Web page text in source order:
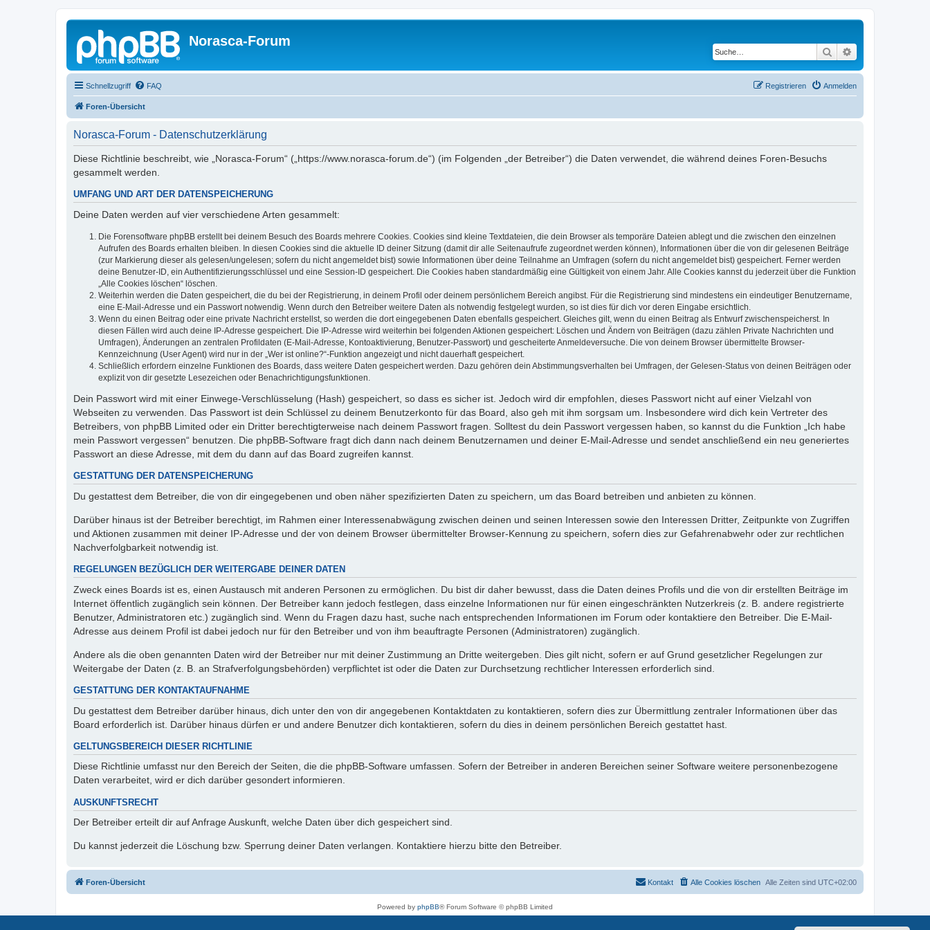
Norasca-Forum
Suche
Schnellzugriff FAQ Anmelden
Registrieren
Foren-Übersicht
Norasca-Forum - Datenschutzerklärung
Diese Richtlinie beschreibt, wie „Norasca-Forum“ („https://www.norasca-forum.de“) (im Folgenden „der Betreiber“) die Daten verwendet, die während deines Foren-Besuchs
gesammelt werden.
UMFANG UND ART DER DATENSPEICHERUNG
Deine Daten werden auf vier verschiedene Arten gesammelt:
Die Forensoftware phpBB erstellt bei deinem Besuch des Boards mehrere Cookies. Cookies sind kleine Textdateien, die dein Browser als temporäre Dateien ablegt und die zwischen den einzelnen
Aufrufen des Boards erhalten bleiben. In diesen Cookies sind die aktuelle ID deiner Sitzung (damit dir alle Seitenaufrufe zugeordnet werden können), Informationen über die von dir gelesenen Beiträge
(zur Markierung dieser als gelesen/ungelesen; sofern du nicht angemeldet bist) sowie Informationen über deine Teilnahme an Umfragen (sofern du nicht angemeldet bist) gespeichert. Ferner werden
deine Benutzer-ID, ein Authentifizierungsschlüssel und eine Session-ID gespeichert. Die Cookies haben standardmäßig eine Gültigkeit von einem Jahr. Alle Cookies kannst du jederzeit über die Funktion
„Alle Cookies löschen“ löschen.
Weiterhin werden die Daten gespeichert, die du bei der Registrierung, in deinem Profil oder deinem persönlichem Bereich angibst. Für die Registrierung sind mindestens ein eindeutiger Benutzername,
eine E-Mail-Adresse und ein Passwort notwendig. Wenn durch den Betreiber weitere Daten als notwendig festgelegt wurden, so ist dies für dich vor deren Eingabe ersichtlich.
Wenn du einen Beitrag oder eine private Nachricht erstellst, so werden die dort eingegebenen Daten ebenfalls gespeichert. Gleiches gilt, wenn du einen Beitrag als Entwurf zwischenspeicherst. In
diesen Fällen wird auch deine IP-Adresse gespeichert. Die IP-Adresse wird weiterhin bei folgenden Aktionen gespeichert: Löschen und Ändern von Beiträgen (dazu zählen Private Nachrichten und
Umfragen), Änderungen an zentralen Profildaten (E-Mail-Adresse, Kontoaktivierung, Benutzer-Passwort) und gescheiterte Anmeldeversuche. Die von deinem Browser übermittelte Browser-
Kennzeichnung (User Agent) wird nur in der „Wer ist online?“-Funktion angezeigt und nicht dauerhaft gespeichert.
Schließlich erfordern einzelne Funktionen des Boards, dass weitere Daten gespeichert werden. Dazu gehören dein Abstimmungsverhalten bei Umfragen, der Gelesen-Status von deinen Beiträgen oder
explizit von dir gesetzte Lesezeichen oder Benachrichtigungsfunktionen.
Dein Passwort wird mit einer Einwege-Verschlüsselung (Hash) gespeichert, so dass es sicher ist. Jedoch wird dir empfohlen, dieses Passwort nicht auf einer Vielzahl von
Webseiten zu verwenden. Das Passwort ist dein Schlüssel zu deinem Benutzerkonto für das Board, also geh mit ihm sorgsam um. Insbesondere wird dich kein Vertreter des
Betreibers, von phpBB Limited oder ein Dritter berechtigterweise nach deinem Passwort fragen. Solltest du dein Passwort vergessen haben, so kannst du die Funktion „Ich habe
mein Passwort vergessen“ benutzen. Die phpBB-Software fragt dich dann nach deinem Benutzernamen und deiner E-Mail-Adresse und sendet anschließend ein neu generiertes
Passwort an diese Adresse, mit dem du dann auf das Board zugreifen kannst.
GESTATTUNG DER DATENSPEICHERUNG
Du gestattest dem Betreiber, die von dir eingegebenen und oben näher spezifizierten Daten zu speichern, um das Board betreiben und anbieten zu können.
Darüber hinaus ist der Betreiber berechtigt, im Rahmen einer Interessenabwägung zwischen deinen und seinen Interessen sowie den Interessen Dritter, Zeitpunkte von Zugriffen
und Aktionen zusammen mit deiner IP-Adresse und der von deinem Browser übermittelter Browser-Kennung zu speichern, sofern dies zur Gefahrenabwehr oder zur rechtlichen
Nachverfolgbarkeit notwendig ist.
REGELUNGEN BEZÜGLICH DER WEITERGABE DEINER DATEN
Zweck eines Boards ist es, einen Austausch mit anderen Personen zu ermöglichen. Du bist dir daher bewusst, dass die Daten deines Profils und die von dir erstellten Beiträge im
Internet öffentlich zugänglich sein können. Der Betreiber kann jedoch festlegen, dass einzelne Informationen nur für einen eingeschränkten Nutzerkreis (z. B. andere registrierte
Benutzer, Administratoren etc.) zugänglich sind. Wenn du Fragen dazu hast, suche nach entsprechenden Informationen im Forum oder kontaktiere den Betreiber. Die E-Mail-
Adresse aus deinem Profil ist dabei jedoch nur für den Betreiber und von ihm beauftragte Personen (Administratoren) zugänglich.
Andere als die oben genannten Daten wird der Betreiber nur mit deiner Zustimmung an Dritte weitergeben. Dies gilt nicht, sofern er auf Grund gesetzlicher Regelungen zur
Weitergabe der Daten (z. B. an Strafverfolgungsbehörden) verpflichtet ist oder die Daten zur Durchsetzung rechtlicher Interessen erforderlich sind.
GESTATTUNG DER KONTAKTAUFNAHME
Du gestattest dem Betreiber darüber hinaus, dich unter den von dir angegebenen Kontaktdaten zu kontaktieren, sofern dies zur Übermittlung zentraler Informationen über das
Board erforderlich ist. Darüber hinaus dürfen er und andere Benutzer dich kontaktieren, sofern du dies in deinem persönlichen Bereich gestattet hast.
GELTUNGSBEREICH DIESER RICHTLINIE
Diese Richtlinie umfasst nur den Bereich der Seiten, die die phpBB-Software umfassen. Sofern der Betreiber in anderen Bereichen seiner Software weitere personenbezogene
Daten verarbeitet, wird er dich darüber gesondert informieren.
AUSKUNFTSRECHT
Der Betreiber erteilt dir auf Anfrage Auskunft, welche Daten über dich gespeichert sind.
Du kannst jederzeit die Löschung bzw. Sperrung deiner Daten verlangen. Kontaktiere hierzu bitte den Betreiber.
Foren-Übersicht Alle Zeiten sind UTC+02:00
Alle Cookies löschen
Kontakt
Powered by phpBB® Forum Software © phpBB Limited